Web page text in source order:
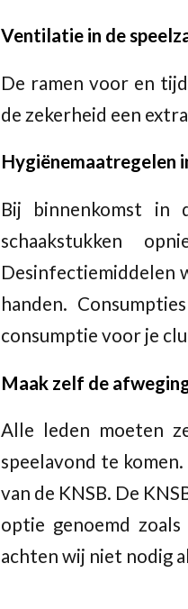
Ventilatie in de
De ramen voor en
de zekerheid een
Hygiënemaatregelen
Bij binnenkomst in
schaakstukken
Desinfectiemiddelen
handen.
consumptie voor je
Maak zelf de
Alle leden moeten
speelavond te
van de KNSB. De
optie genoemd
achten wij niet nodig